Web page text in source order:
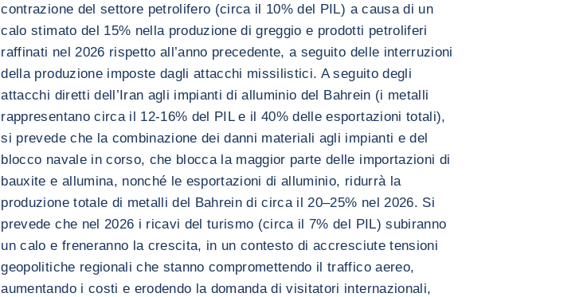
contrazione del settore petrolifero (circa il 10% del PIL) a causa di un
calo stimato del 15% nella produzione di greggio e prodotti petroliferi
raffinati nel 2026 rispetto all’anno precedente, a seguito delle interruzioni
della produzione imposte dagli attacchi missilistici. A seguito degli
attacchi diretti dell’Iran agli impianti di alluminio del Bahrein (i metalli
rappresentano circa il 12-16% del PIL e il 40% delle esportazioni totali),
si prevede che la combinazione dei danni materiali agli impianti e del
blocco navale in corso, che blocca la maggior parte delle importazioni di
bauxite e allumina, nonché le esportazioni di alluminio, ridurrà la
produzione totale di metalli del Bahrein di circa il 20–25% nel 2026. Si
prevede che nel 2026 i ricavi del turismo (circa il 7% del PIL) subiranno
un calo e freneranno la crescita, in un contesto di accresciute tensioni
geopolitiche regionali che stanno compromettendo il traffico aereo,
aumentando i costi e erodendo la domanda di visitatori internazionali,